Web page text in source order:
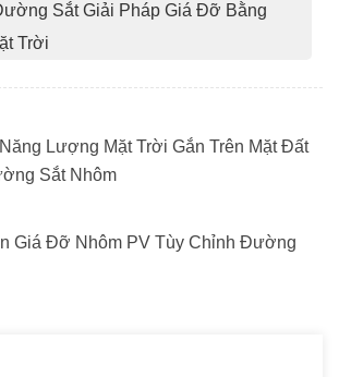
Sắt Giải Pháp Giá Đỡ Bằng
Trời
Lượng Mặt Trời Gắn Trên Mặt Đất
Sắt Nhôm
Giá Đỡ Nhôm PV Tùy Chỉnh Đường